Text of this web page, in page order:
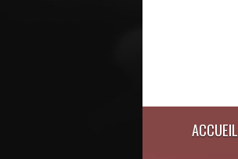
ACCUEIL